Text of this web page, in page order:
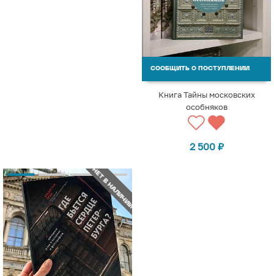
СООБЩИТЬ О ПОСТУПЛЕНИИ
Книга Тайны московских
особняков
2 500 ₽
НЕТ В НАЛИЧИИ